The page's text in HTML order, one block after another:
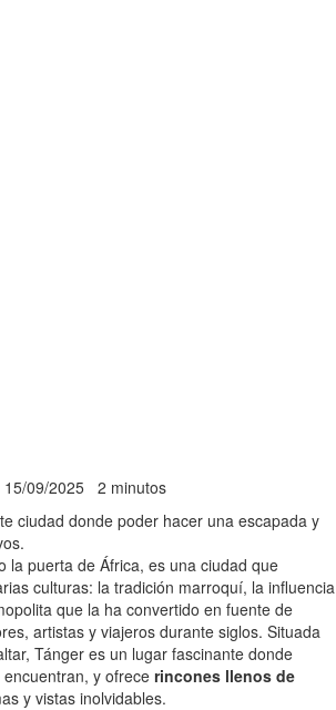
15/09/2025 2 minutos
ciudad donde poder hacer una escapada y
la puerta de África, es una ciudad que
culturas: la tradición marroquí, la influencia
que la ha convertido en fuente de
artistas y viajeros durante siglos. Situada
Tánger es un lugar fascinante donde
y ofrece rincones llenos de
y vistas inolvidables.